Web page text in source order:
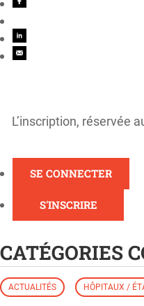
L’inscription, réservée
SE CONNECTER
S'INSCRIRE
CATÉGORIES
ACTUALITÉS HÔPITAUX /